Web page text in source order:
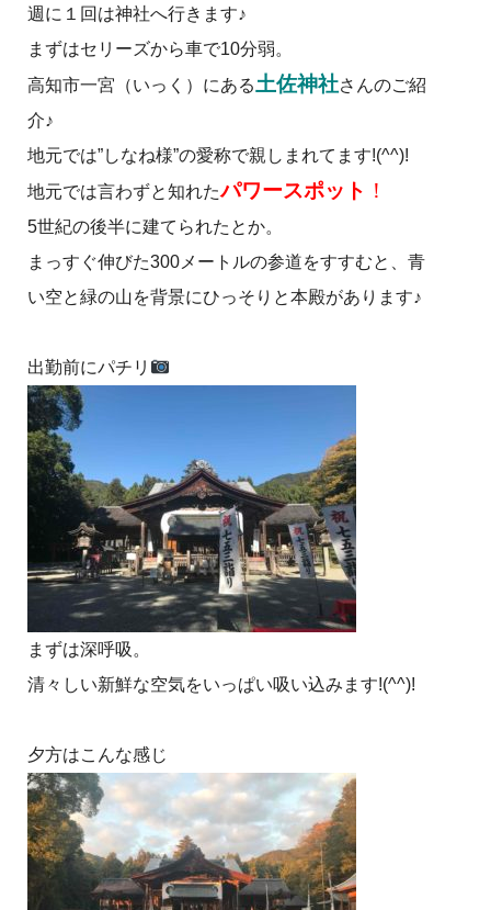
週に１回は神社へ行きます♪
まずはセリーズから車で10分弱。
高知市一宮（いっく）にある土佐神社さんのご紹
介♪
地元では”しなね様”の愛称で親しまれてます!(^^)!
地元では言わずと知れたパワースポット ！
5世紀の後半に建てられたとか。
まっすぐ伸びた300メートルの参道をすすむと、青
い空と緑の山を背景にひっそりと本殿があります♪
出勤前にパチリ
まずは深呼吸。
清々しい新鮮な空気をいっぱい吸い込みます!(^^)!
夕方はこんな感じ